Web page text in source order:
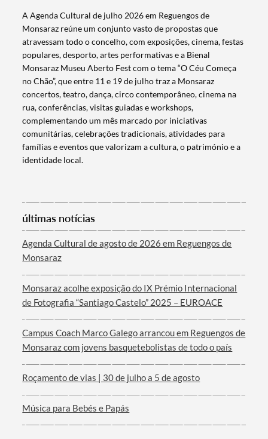
Categorias gerais
A Agenda Cultural de julho 2026 em Reguengos de
Monsaraz reúne um conjunto vasto de propostas que
atravessam todo o concelho, com exposições, cinema, festas
populares, desporto, artes performativas e a Bienal
Monsaraz Museu Aberto Fest com o tema “O Céu Começa
no Chão”, que entre 11 e 19 de julho traz a Monsaraz
concertos, teatro, dança, circo contemporâneo, cinema na
rua, conferências, visitas guiadas e workshops,
complementando um mês marcado por iniciativas
comunitárias, celebrações tradicionais, atividades para
famílias e eventos que valorizam a cultura, o património e a
identidade local.
últimas notícias
Agenda Cultural de agosto de 2026 em Reguengos de
Monsaraz
Monsaraz acolhe exposição do IX Prémio Internacional
de Fotografia “Santiago Castelo” 2025 – EUROACE
Campus Coach Marco Galego arrancou em Reguengos de
Monsaraz com jovens basquetebolistas de todo o país
Roçamento de vias | 30 de julho a 5 de agosto
Música para Bebés e Papás